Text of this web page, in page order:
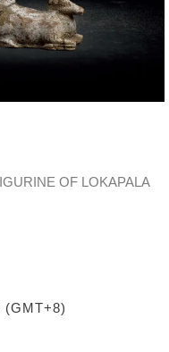
OF LOKAPALA
(GMT+8)